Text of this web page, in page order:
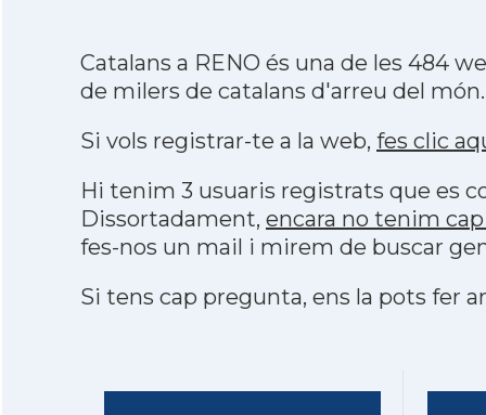
Catalans a RENO és una de les 484
de milers de catalans d'arreu del món.
Si vols registrar-te a la web, fes clic
Hi tenim 3 usuaris registrats que es
Dissortadament, encara no tenim
fes-nos un mail i mirem de buscar
Si tens cap pregunta, ens la pots fer